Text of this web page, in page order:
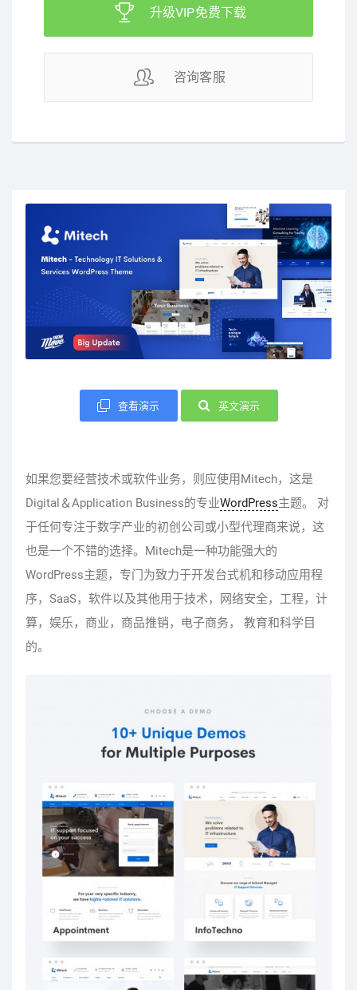
升级VIP免费下载
咨询客服
查看演示 英文演示
如果您要经营技术或软件业务，则应使用Mitech，这是
Digital＆Application Business的专业WordPress主题。 对
于任何专注于数字产业的初创公司或小型代理商来说，这
也是一个不错的选择。Mitech是一种功能强大的
WordPress主题，专门为致力于开发台式机和移动应用程
序，SaaS，软件以及其他用于技术，网络安全，工程，计
算，娱乐，商业，商品推销，电子商务， 教育和科学目
的。